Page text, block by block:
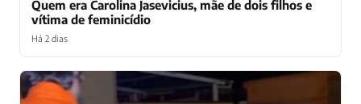
Quem era Carolina Jasevicius, mãe de dois filhos e
vítima de feminicídio
Há 2 dias